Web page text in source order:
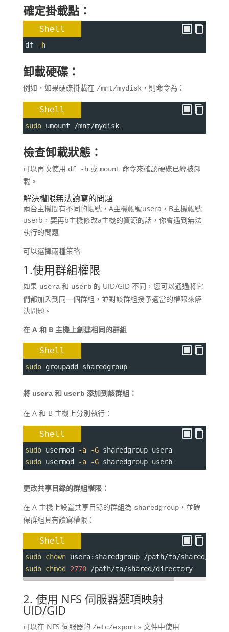
確定掛載點：
Shell
df -h
卸載硬碟：
例如，如果硬碟掛載在 /mnt/mydisk，則命令為：
Shell
sudo umount /mnt/mydisk
檢查卸載狀態：
可以再次使用 df -h或 mount 命令來確認硬碟已經被卸
載。
解決權限無法讀寫的問題
兩台主機間有不同的帳號，A主機帳號usera，B主機帳號
userb，要再b主機修改a主機的資源的話，你會遇到無法
執行的問題
可以選擇兩種策略
1.使用群組權限
如果 usera和 userb的 UID/GID 不同，您可以通過將它
們都加入到同一個群組，並對該群組授予適當的權限來解
決問題。
在 A 和 B 主機上創建相同的群組
Shell
sudo groupadd sharedgroup
將 usera和 userb添加到該群組：
在 A 和 B 主機上分別執行：
Shell
sudo usermod -a -G sharedgroup usera
sudo usermod -a -G sharedgroup userb
更改共享目錄的群組權限：
在 A 主機上設置共享目錄的群組為 sharedgroup，並確
保群組具有讀寫權限：
Shell
sudo chown usera:sharedgroup /path/to/shared/
sudo chmod 2770 /path/to/shared/directory
2. 使用 NFS 伺服器選項映射
UID/GID
可以在 NFS 伺服器的 /etc/exports 文件中使用